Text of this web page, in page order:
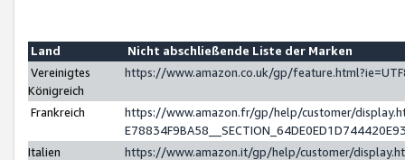
Land
Nicht abschließende Liste der Marken
Vereinigtes
Königreich
https://www.amazon.co.uk/gp/
Frankreich
https://www.amazon.fr/gp/help/customer/
Italien
https://www.amazon.it/gp/help/customer/